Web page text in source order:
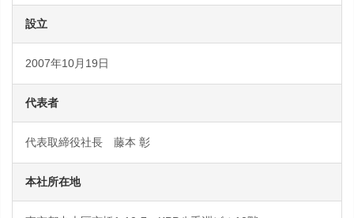
設立
2007年10月19日
代表者
代表取締役社長 藤本 彰
本社所在地